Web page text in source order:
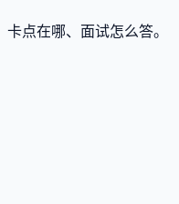
点在哪、面试怎么答。